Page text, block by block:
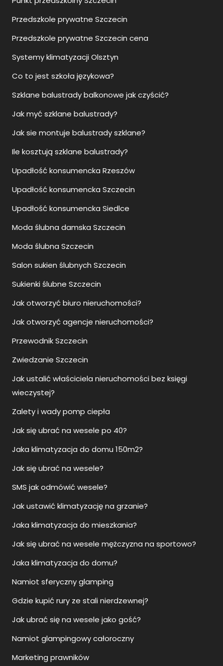
Przedszkole prywatne Szczecin
Przedszkole prywatne Szczecin cena
Systemy klimatyzacji Olsztyn
Co to jest szkoła językowa?
Szklane balustrady balkonowe jak czyścić?
Jak myć szklane balustrady?
Jak sie montuje balustrady szklane?
Ile kosztują szklane balustrady?
Upadłość konsumencka Rzeszów
Upadłość konsumencka Szczecin
Upadłość konsumencka Siedlce
Moda ślubna damska Szczecin
Moda ślubna Szczecin
Salon sukien ślubnych Szczecin
Sukienki ślubne Szczecin
Jak otworzyć biuro nieruchomości?
Jak otworzyć agencje nieruchomości?
Przewodnik Szczecin
Zwiedzanie Szczecin
Jak ustalić właściciela nieruchomości bez księgi
wieczystej?
Zalety i wady pomp ciepła
Jak się ubrać na wesele po 40?
Jaka klimatyzacja do domu 150m2?
Jak się ubrać na wesele?
SMS jak odmówić wesele?
Jak ustawić klimatyzację na grzanie?
Jaka klimatyzacja do mieszkania?
Jak się ubrać na wesele mężczyzna na sportowo?
Jaka klimatyzacja do domu?
Namiot sferyczny glamping
Gdzie kupić rury ze stali nierdzewnej?
Jak ubrać się na wesele jako gość?
Namiot glampingowy całoroczny
Marketing prawników